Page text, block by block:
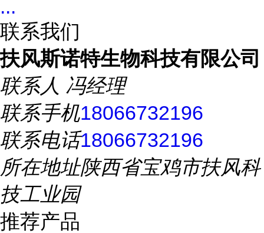
...
联系我们
扶风斯诺特生物科技有限公司
联系人 冯经理
联系手机18066732196
联系电话18066732196
所在地址陕西省宝鸡市扶风科
技工业园
推荐产品